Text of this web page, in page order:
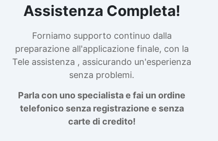
Assistenza Completa!
Forniamo supporto continuo dalla
preparazione all'applicazione finale, con la
Tele assistenza , assicurando un'esperienza
senza problemi.
Parla con uno specialista e fai un ordine
telefonico senza registrazione e senza
carte di credito!